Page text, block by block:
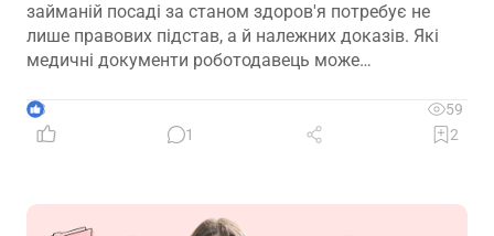
займаній посаді за станом здоров'я потребує не
лише правових підстав, а й належних доказів. Які
медичні документи роботодавець може
обставини – розповідаємо далі
3
59
1
2